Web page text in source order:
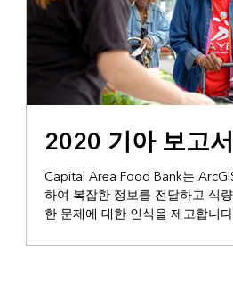
2020 기아 보고서
Capital Area Food Bank는
하여 복잡한 정보를 전달하고 식
한 문제에 대한 인식을 제고합니